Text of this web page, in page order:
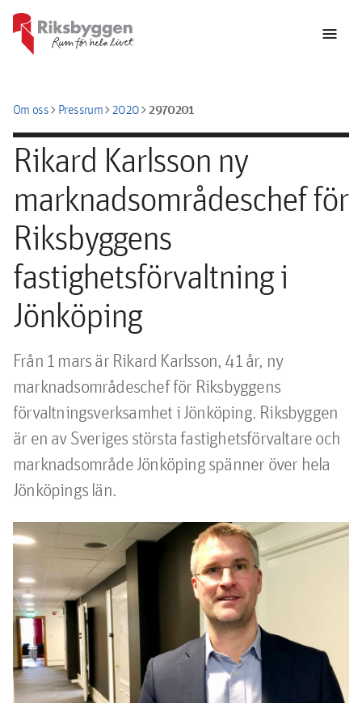
menu
Om osschevron_rightPressrumchevron_right2020chevron_right2970201
Rikard Karlsson ny
marknadsområdeschef för
Riksbyggens
fastighetsförvaltning i
Jönköping
Från 1 mars är Rikard Karlsson, 41 år, ny
marknadsområdeschef för Riksbyggens
förvaltningsverksamhet i Jönköping. Riksbyggen
är en av Sveriges största fastighetsförvaltare och
marknadsområde Jönköping spänner över hela
Jönköpings län.